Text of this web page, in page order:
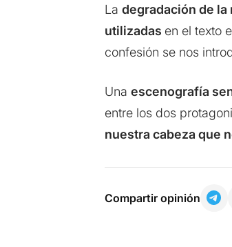
La degradación de la
utilizadas en el texto
confesión se nos
Una escenografía
entre los dos
nuestra cabeza que
Compartir opinión